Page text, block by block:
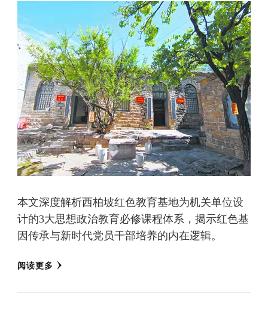
本文深度解析西柏坡红色教育基地为机关单位设
计的3大思想政治教育必修课程体系，揭示红色基
因传承与新时代党员干部培养的内在逻辑。
阅读更多